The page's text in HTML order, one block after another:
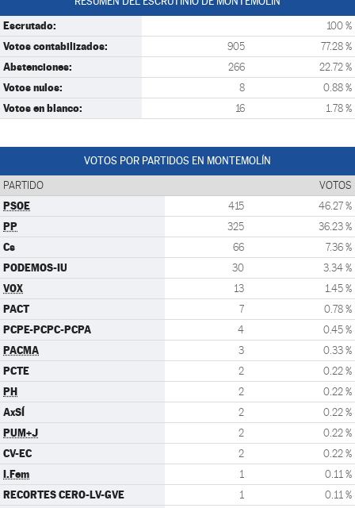
Escrutado: 100 %
Votos contabilizados: 905 77.28 %
Abstenciones: 266 22.72 %
Votos nulos: 8 0.88 %
Votos en blanco: 16 1.78 %
VOTOS POR PARTIDOS EN MONTEMOLÍN
PARTIDO VOTOS
PSOE 415 46.27 %
PP 325 36.23 %
Cs 66 7.36 %
PODEMOS-IU 30 3.34 %
VOX 13 1.45 %
PACT 7 0.78 %
PCPE-PCPC-PCPA 4 0.45 %
PACMA 3 0.33 %
PCTE 2 0.22 %
PH 2 0.22 %
AxSÍ 2 0.22 %
PUM+J 2 0.22 %
CV-EC 2 0.22 %
I.Fem 1 0.11 %
RECORTES CERO-LV-GVE 1 0.11 %